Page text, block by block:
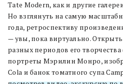
Tate Modern, как и другие
Но взглянуть на самую
года, ретроспективу
— увы, пока виртуально.
разных периодов его
портреты Мэрилин Монро,
Cola и банок томатного супа